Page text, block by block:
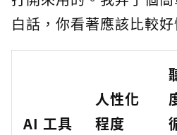
白話，你看著應該比較好
AI 工具
人性化
程度